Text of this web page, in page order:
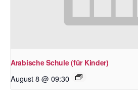
Arabische Schule (für Kinder)
August 8 @ 09:30